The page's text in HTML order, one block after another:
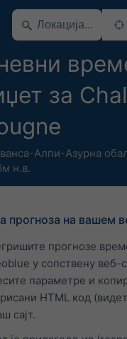
за
Алпи-Азурна
н.в.
прогноза на вашем
прогнозе
у сопствену веб-
параметре и
HTML код
сајт.